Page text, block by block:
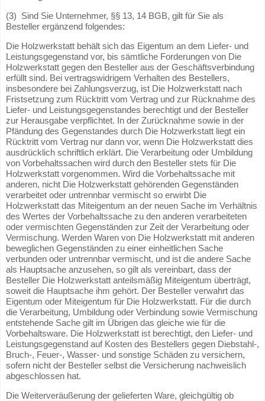
(3) Sind Sie Unternehmer, §§ 13, 14 BGB, gilt für Sie als
Besteller ergänzend folgendes:
Die Holzwerkstatt behält sich das Eigentum an dem Liefer- und
Leistungsgegenstand vor, bis sämtliche Forderungen von Die
Holzwerkstatt gegen den Besteller aus der Geschäftsverbindung
erfüllt sind. Bei vertragswidrigem Verhalten des Bestellers,
insbesondere bei Zahlungsverzug, ist Die Holzwerkstatt nach
Fristsetzung zum Rücktritt vom Vertrag und zur Rücknahme des
Liefer- und Leistungsgegenstandes berechtigt und der Besteller
zur Herausgabe verpflichtet. In der Zurücknahme sowie in der
Pfändung des Gegenstandes durch Die Holzwerkstatt liegt ein
Rücktritt vom Vertrag nur dann vor, wenn Die Holzwerkstatt dies
ausdrücklich schriftlich erklärt. Die Verarbeitung oder Umbildung
von Vorbehaltssachen wird durch den Besteller stets für Die
Holzwerkstatt vorgenommen. Wird die Vorbehaltssache mit
anderen, nicht Die Holzwerkstatt gehörenden Gegenständen
verarbeitet oder untrennbar vermischt so erwirbt Die
Holzwerkstatt das Miteigentum an der neuen Sache im Verhältnis
des Wertes der Vorbehaltssache zu den anderen verarbeiteten
oder vermischten Gegenständen zur Zeit der Verarbeitung oder
Vermischung. Werden Waren von Die Holzwerkstatt mit anderen
beweglichen Gegenständen zu einer einheitlichen Sache
verbunden oder untrennbar vermischt, und ist die andere Sache
als Hauptsache anzusehen, so gilt als vereinbart, dass der
Besteller Die Holzwerkstatt anteilsmäßig Miteigentum überträgt,
soweit die Hauptsache ihm gehört. Der Besteller verwahrt das
Eigentum oder Miteigentum für Die Holzwerkstatt. Für die durch
die Verarbeitung, Umbildung oder Verbindung sowie Vermischung
entstehende Sache gilt im Übrigen das gleiche wie für die
Vorbehaltsware. Die Holzwerkstatt ist berechtigt, den Liefer- und
Leistungsgegenstand auf Kosten des Bestellers gegen Diebstahl-,
Bruch-, Feuer-, Wasser- und sonstige Schäden zu versichern,
sofern nicht der Besteller selbst die Versicherung nachweislich
abgeschlossen hat.
Die Weiterveräußerung der gelieferten Ware, gleichgültig ob